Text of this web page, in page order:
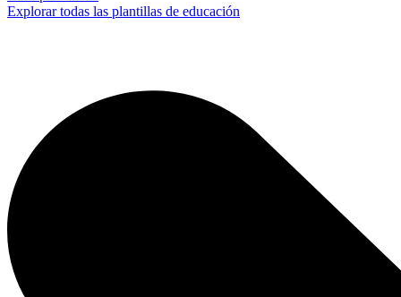
Explorar todas las plantillas de educación